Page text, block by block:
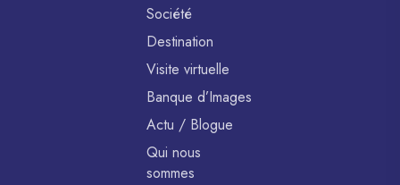
Société
Destination
Visite virtuelle
Banque d’Images
Actu / Blogue
Qui nous
sommes